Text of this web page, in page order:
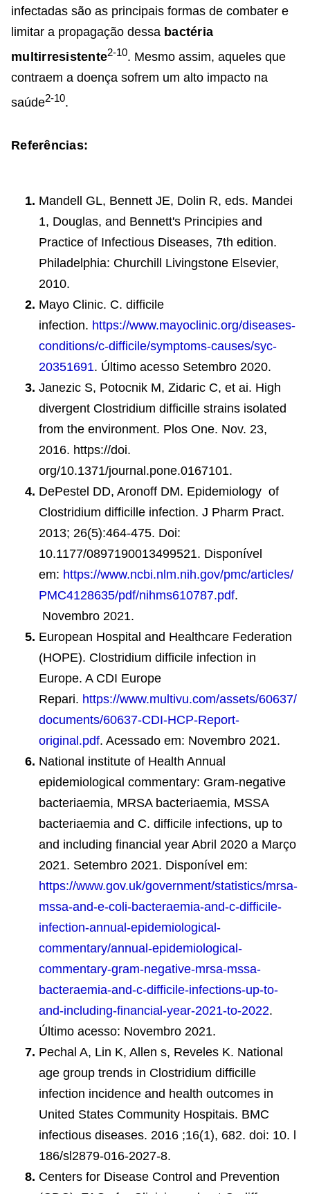
infectadas são as principais formas de combater e
limitar a propagação dessa bactéria
multirresistente2-10. Mesmo assim, aqueles que
contraem a doença sofrem um alto impacto na
saúde2-10.
Referências:
Mandell GL, Bennett JE, Dolin R, eds. Mandei
1, Douglas, and Bennett's Principies and
Practice of Infectious Diseases, 7th edition.
Philadelphia: Churchill Livingstone Elsevier,
2010.
Mayo Clinic. C. difficile
infection. https://www.mayoclinic.org/diseases-
conditions/c-difficile/symptoms-causes/syc-
20351691. Último acesso Setembro 2020.
Janezic S, Potocnik M, Zidaric C, et ai. High
divergent Clostridium difficille strains isolated
from the environment. Plos One. Nov. 23,
2016. https://doi.
org/10.1371/journal.pone.0167101.
DePestel DD, Aronoff DM. Epidemiology of
Clostridium difficille infection. J Pharm Pract.
2013; 26(5):464-475. Doi:
10.1177/0897190013499521. Disponível
em: https://www.ncbi.nlm.nih.gov/pmc/articles/
PMC4128635/pdf/nihms610787.pdf.
Novembro 2021.
European Hospital and Healthcare Federation
(HOPE). Clostridium difficile infection in
Europe. A CDI Europe
Repari. https://www.multivu.com/assets/60637/
documents/60637-CDI-HCP-Report-
original.pdf. Acessado em: Novembro 2021.
National institute of Health Annual
epidemiological commentary: Gram-negative
bacteriaemia, MRSA bacteriaemia, MSSA
bacteriaemia and C. difficile infections, up to
and including financial year Abril 2020 a Março
2021. Setembro 2021. Disponível em:
https://www.gov.uk/government/statistics/mrsa-
mssa-and-e-coli-bacteraemia-and-c-difficile-
infection-annual-epidemiological-
commentary/annual-epidemiological-
commentary-gram-negative-mrsa-mssa-
bacteraemia-and-c-difficile-infections-up-to-
and-including-financial-year-2021-to-2022.
Último acesso: Novembro 2021.
Pechal A, Lin K, Allen s, Reveles K. National
age group trends in Clostridium difficille
infection incidence and health outcomes in
United States Community Hospitais. BMC
infectious diseases. 2016 ;16(1), 682. doi: 10. l
186/sl2879-016-2027-8.
Centers for Disease Control and Prevention